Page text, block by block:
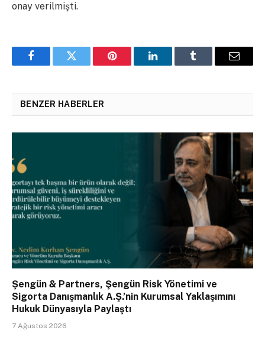
onay verilmişti.
FacebookTwitter Pinterest LinkedInTumblr Email
BENZER HABERLER
Şengün & Partners, Şengün Risk Yönetimi ve
Sigorta Danışmanlık A.Ş.’nin Kurumsal Yaklaşımını
Hukuk Dünyasıyla Paylaştı
7 Ağustos 2026